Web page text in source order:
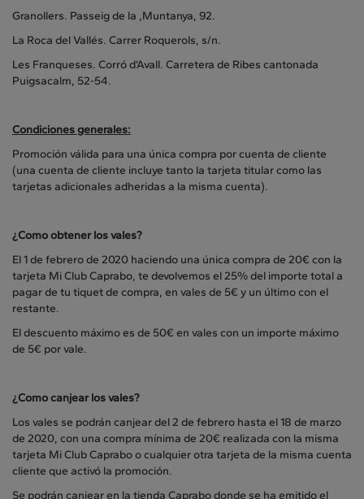
Granollers. Passeig de la ,Muntanya, 92.
La Roca del Vallés. Carrer Roquerols, s/n.
Les Franqueses. Corró d’Avall. Carretera de Ribes cantonada
Puigsacalm, 52-54.
Condiciones generales:
Promoción válida para una única compra por cuenta de cliente
(una cuenta de cliente incluye tanto la tarjeta titular como las
tarjetas adicionales adheridas a la misma cuenta).
¿Como obtener los vales?
El 1 de febrero de 2020 haciendo una única compra de 20€ con la
tarjeta Mi Club Caprabo, te devolvemos el 25% del importe total a
pagar de tu tiquet de compra, en vales de 5€ y un último con el
restante.
El descuento máximo es de 50€ en vales con un importe máximo
de 5€ por vale.
¿Como canjear los vales?
Los vales se podrán canjear del 2 de febrero hasta el 18 de marzo
de 2020, con una compra mínima de 20€ realizada con la misma
tarjeta Mi Club Caprabo o cualquier otra tarjeta de la misma cuenta
cliente que activó la promoción.
Se podrán canjear en la tienda Caprabo donde se ha emitido el